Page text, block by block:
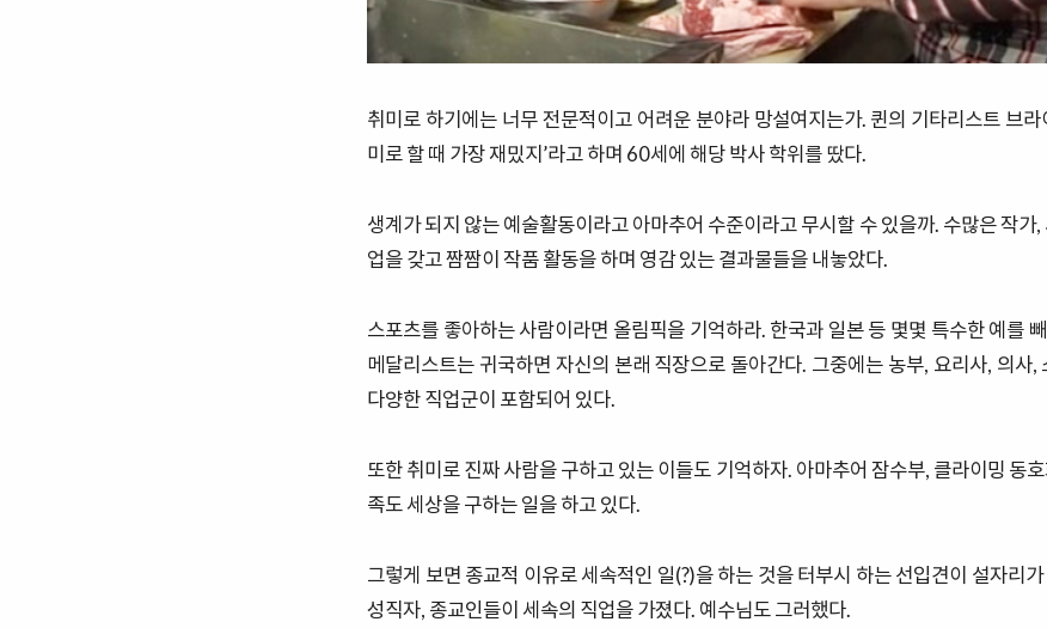
취미로 하기에는 너무 전문적이고 어려운 분야라 망설여지는가. 퀸의 기타리스트 브라
미로 할 때 가장 재밌지’라고 하며 60세에 해당 박사 학위를 땄다.
생계가 되지 않는 예술활동이라고 아마추어 수준이라고 무시할 수 있을까. 수많은 작가
업을 갖고 짬짬이 작품 활동을 하며 영감 있는 결과물들을 내놓았다.
스포츠를 좋아하는 사람이라면 올림픽을 기억하라. 한국과 일본 등 몇몇 특수한 예를
메달리스트는 귀국하면 자신의 본래 직장으로 돌아간다. 그중에는 농부, 요리사, 의사,
다양한 직업군이 포함되어 있다.
또한 취미로 진짜 사람을 구하고 있는 이들도 기억하자. 아마추어 잠수부, 클라이밍 동
족도 세상을 구하는 일을 하고 있다.
그렇게 보면 종교적 이유로 세속적인 일(?)을 하는 것을 터부시 하는 선입견이 설자리
성직자, 종교인들이 세속의 직업을 가졌다. 예수님도 그러했다.